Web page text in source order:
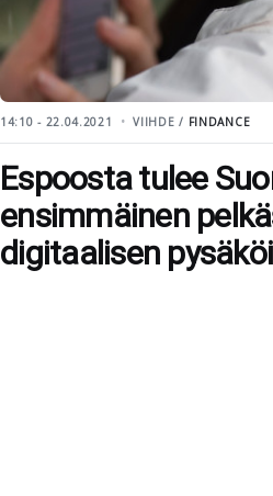
14:10 - 22.04.2021 VIIHDE / FINDANCE
Espoosta tulee
ensimmäinen
digitaalisen